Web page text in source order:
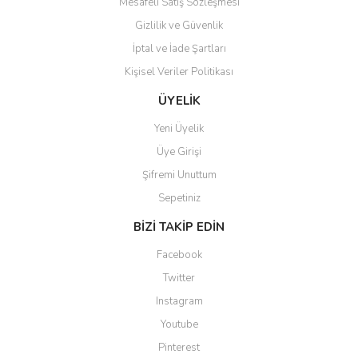
Gönder
Gizlilik ve Güvenlik
İptal ve İade Şartları
Kişisel Veriler Politikası
ÜYELİK
Yeni Üyelik
Üye Girişi
Şifremi Unuttum
Sepetiniz
BİZİ TAKİP EDİN
Facebook
Twitter
Instagram
Youtube
Pinterest